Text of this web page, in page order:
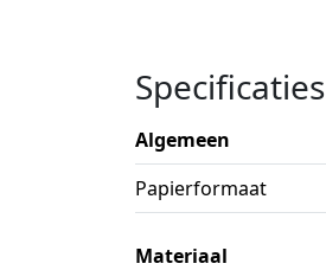
Specificaties
Algemeen
Papierformaat
Materiaal